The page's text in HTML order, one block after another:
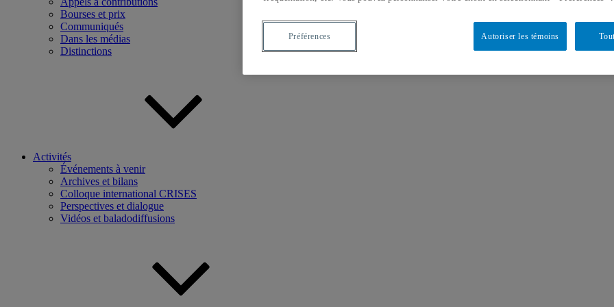
Bourses et prix
Communiqués
Dans les médias
Distinctions
Activités
Événements à venir
Archives et bilans
Colloque international CRISES
Perspectives et dialogue
Vidéos et baladodiffusions
Autoriser les témoins
Préférences